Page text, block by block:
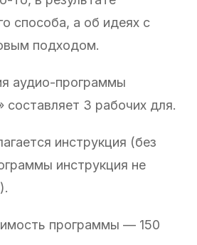
способа, а об идеях с
подходом.
аудио-программы
составляет 3 рабочих для.
инструкция (без
инструкция не
программы — 150